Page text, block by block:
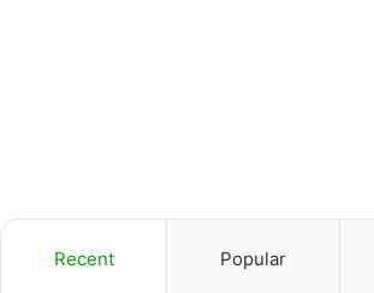
Recent Popular